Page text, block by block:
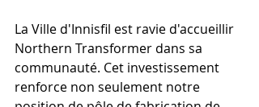
La Ville d'Innisfil est ravie d'accueillir
Northern Transformer dans sa
communauté. Cet investissement
renforce non seulement notre